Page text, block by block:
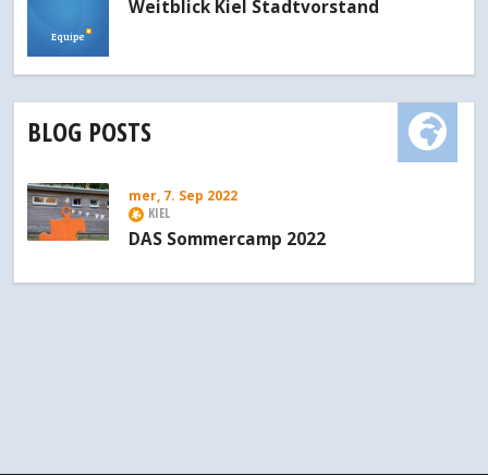
Equipe
Weitblick Kiel Stadtvorstand
BLOG POSTS
mer, 7. Sep 2022
KIEL
DAS Sommercamp 2022